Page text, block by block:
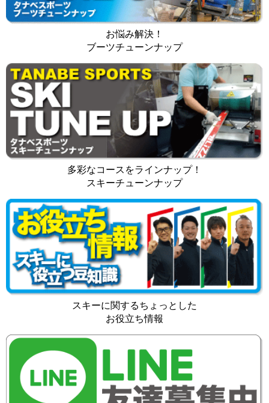
お悩み解決！
ブーツチューンナップ
多彩なコースをラインナップ！
スキーチューンナップ
スキーに関するちょっとした
お役立ち情報